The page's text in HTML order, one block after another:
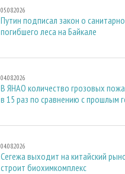
05.08.2026
Путин подписал закон о
погибшего леса на Байкале
04.08.2026
В ЯНАО количество грозовых
в 15 раз по сравнению с прошлым
04.08.2026
Сегежа выходит на китайский
строит биохимкомплекс